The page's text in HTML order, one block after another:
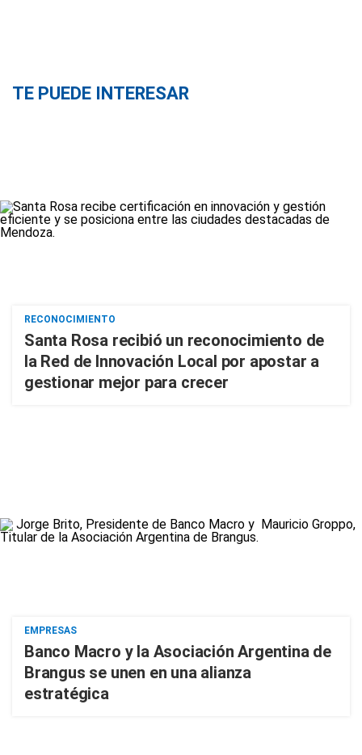
TE PUEDE INTERESAR
RECONOCIMIENTO
Santa Rosa recibió un reconocimiento de
la Red de Innovación Local por apostar a
gestionar mejor para crecer
EMPRESAS
Banco Macro y la Asociación Argentina de
Brangus se unen en una alianza
estratégica